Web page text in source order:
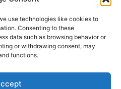
use technologies like cookies to
Consenting to these
data such as browsing behavior or
or withdrawing consent, may
functions.
Alho e Ervas